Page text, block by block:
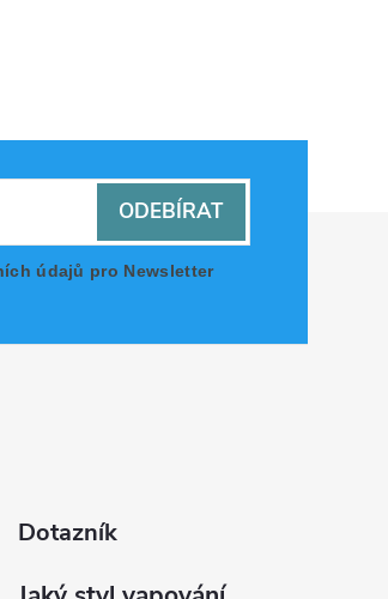
údajů pro Newsletter
ODEBÍRAT
Dotazník